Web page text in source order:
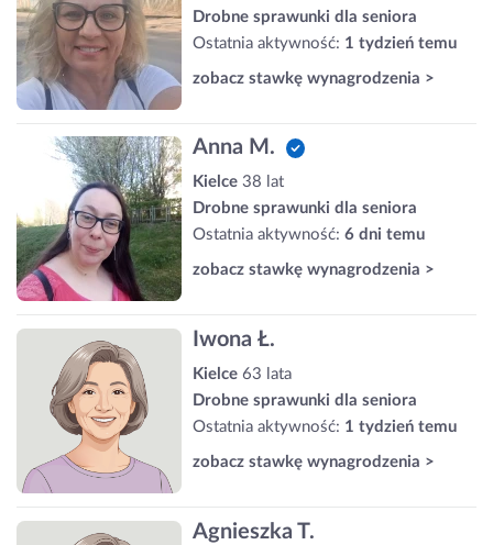
Drobne sprawunki dla seniora
Ostatnia aktywność: 1 tydzień temu
zobacz stawkę wynagrodzenia >
Anna M.
Kielce 38 lat
Drobne sprawunki dla seniora
Ostatnia aktywność: 6 dni temu
zobacz stawkę wynagrodzenia >
Iwona Ł.
Kielce 63 lata
Drobne sprawunki dla seniora
Ostatnia aktywność: 1 tydzień temu
zobacz stawkę wynagrodzenia >
Agnieszka T.